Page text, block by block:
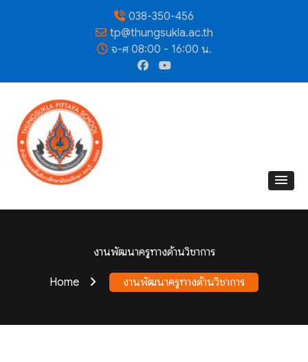
038-350-456
tp@thungsukla.ac.th
จ-ศ 08:00 - 16:00 น.
งานพัฒนาครูทางด้านวิชาการ
Home งานพัฒนาครูทางด้านวิชาการ